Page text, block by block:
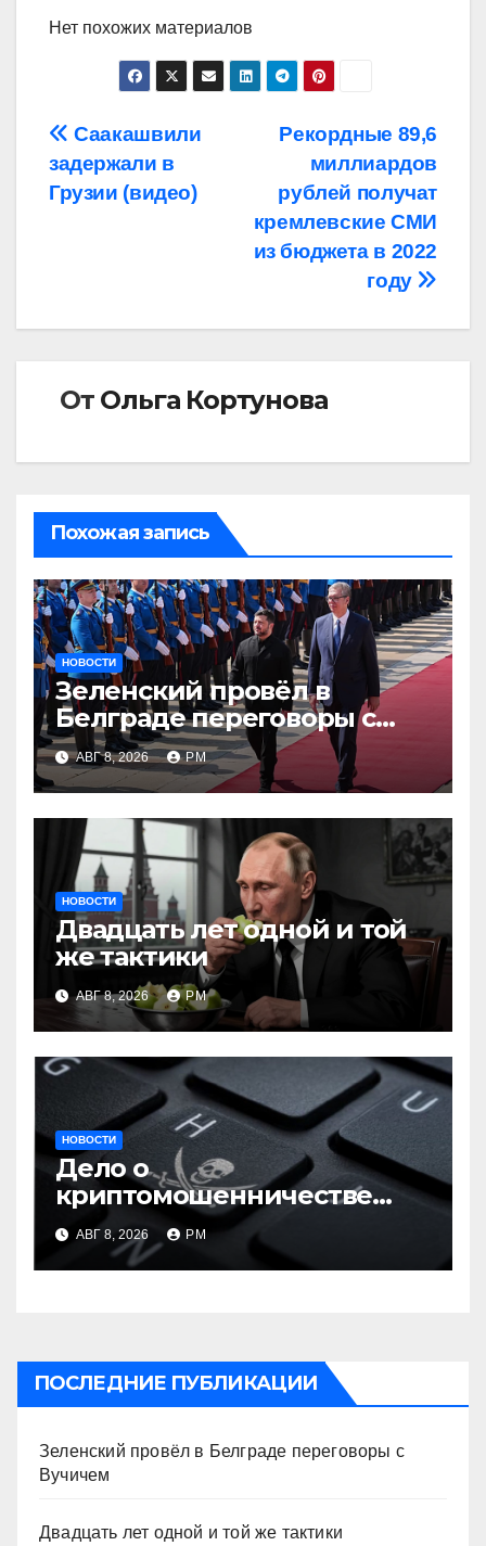
Нет похожих материалов
Навигация
по
Рекордные 89,6
миллиардов
рублей получат
кремлевские СМИ
из бюджета в 2022
году
Саакашвили
задержали в
Грузии (видео)
От Ольга Кортунова
Похожая запись
НОВОСТИ
Зеленский провёл в
Белграде переговоры с
Вучичем
АВГ 8, 2026 РМ
НОВОСТИ
Двадцать лет одной и той
же тактики
АВГ 8, 2026 РМ
НОВОСТИ
Дело о
криптомошенничестве
оборачивают в содействие
терроризму
АВГ 8, 2026 РМ
ПОСЛЕДНИЕ ПУБЛИКАЦИИ
Зеленский провёл в Белграде переговоры с
Вучичем
Двадцать лет одной и той же тактики